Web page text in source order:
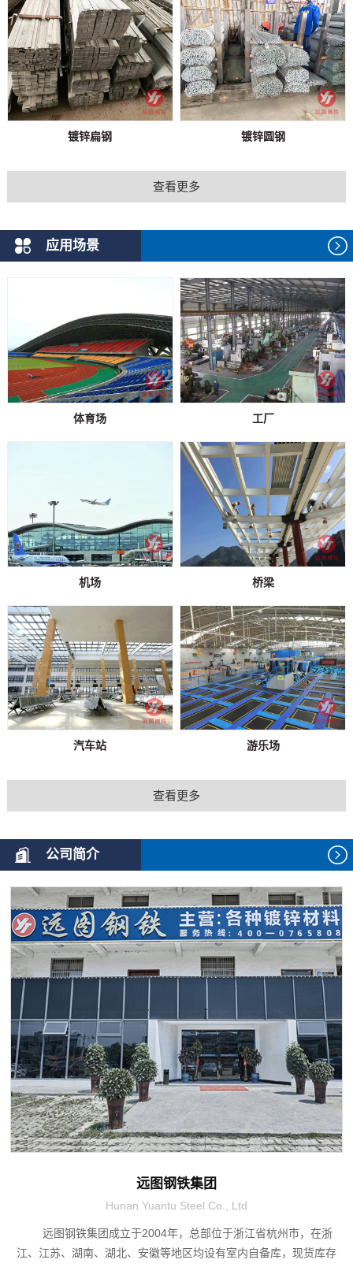
镀锌扁钢 镀锌圆钢
查看更多
应用场景
体育场 工厂
机场 桥梁
汽车站 游乐场
查看更多
公司简介
远图钢铁集团
Hunan Yuantu Steel Co., Ltd
远图钢铁集团成立于2004年，总部位于浙江省杭州市，在浙
江、江苏、湖南、湖北、安徽等地区均设有室内自备库，现货库存